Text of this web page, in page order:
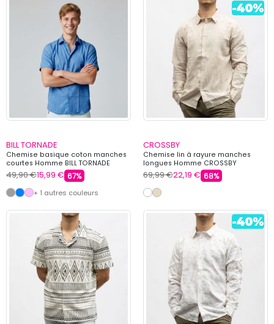
BILL TORNADE
Chemise basique coton manches
courtes Homme BILL TORNADE
49,90 €15,99 € 67%
+ 1 autres couleurs
CROSSBY
Chemise lin à rayure manches
longues Homme CROSSBY
69,99 €22,19 € 68%